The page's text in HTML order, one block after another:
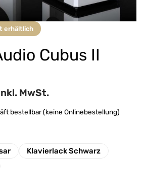
erhältlich
Cubus II
MwSt.
bestellbar (keine Onlinebestellung)
Klavierlack Schwarz